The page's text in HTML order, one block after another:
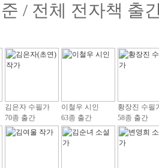
/ 전체 전자책 출
김은자 수필가
70종 출간
이철우 시인
63종 출간
황장진 수필
58종 출간